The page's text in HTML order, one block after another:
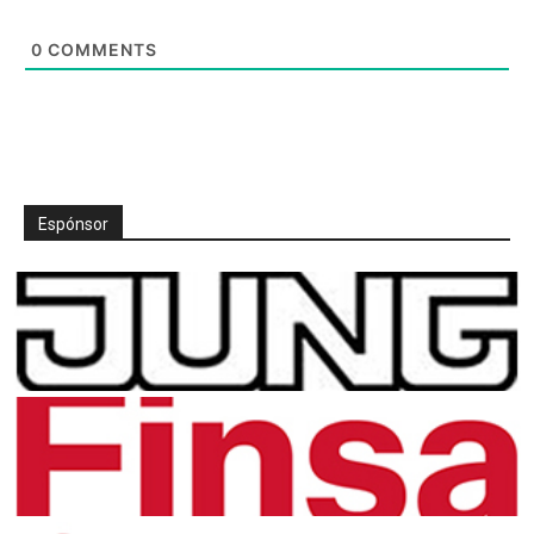
0 COMMENTS
Espónsor